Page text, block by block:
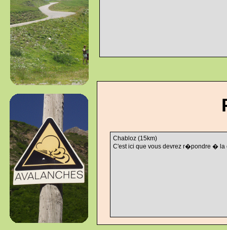
Chabloz (15km)
C'est ici que vous devrez r�pondre � la